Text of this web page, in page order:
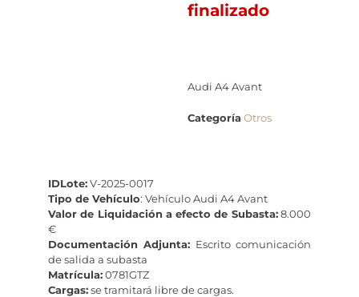
finalizado
Audi A4 Avant
CategoríaOtros
IDLote:V-2025-0017
Tipo de Vehículo: Vehículo Audi A4 Avant
Valor de Liquidación a efecto de Subasta:8.000
€
Documentación Adjunta: Escrito comunicación
de salida a subasta
Matrícula:0781GTZ
Cargas:se tramitará libre de cargas.